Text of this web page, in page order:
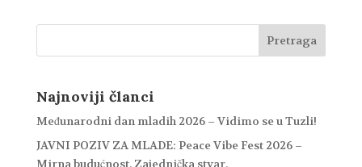
Najnoviji članci
Međunarodni dan mladih 2026 – Vidimo se u Tuzli!
JAVNI POZIV ZA MLADE: Peace Vibe Fest 2026 –
Mirna budućnost. Zajednička stvar.